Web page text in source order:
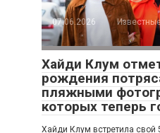
07.06.2026
Хайди Клум
рождения
пляжными
которых теперь
Хайди Клум встретила свой